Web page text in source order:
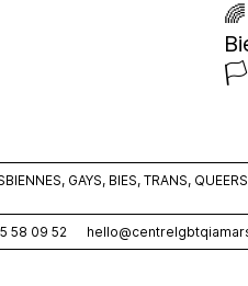
GAYS, BIES, TRANS,
58 09 52